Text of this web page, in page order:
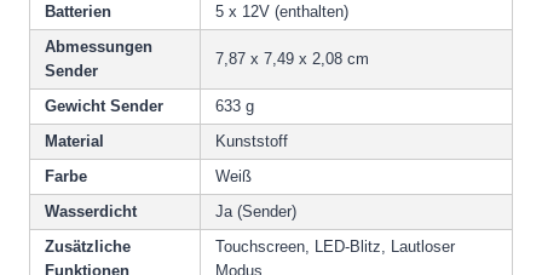
Batterien
5 x 12V (enthalten)
Abmessungen
Sender
7,87 x 7,49 x 2,08 cm
Gewicht Sender
633 g
Material
Kunststoff
Farbe
Weiß
Wasserdicht
Ja (Sender)
Zusätzliche
Funktionen
Touchscreen, LED-Blitz, Lautloser
Modus